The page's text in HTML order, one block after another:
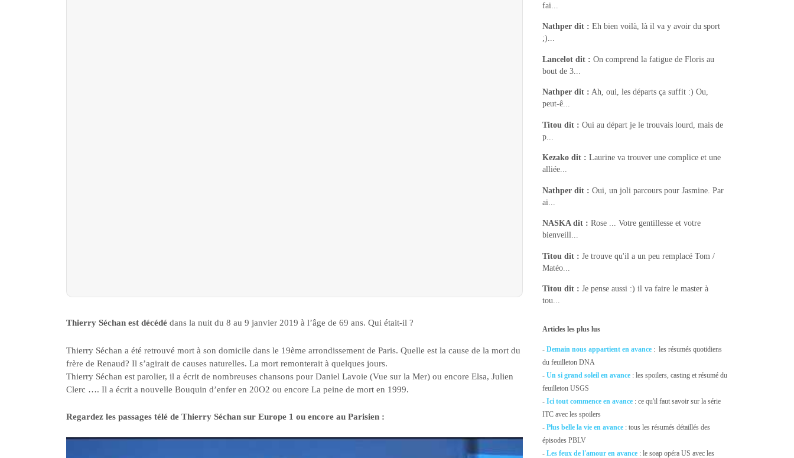
Thierry Séchan est décédé dans la nuit du 8 au 9 janvier 2019 à l’âge de 69 ans. Qui était-il ?
Thierry Séchan a été retrouvé mort à son domicile dans le 19ème arrondissement de Paris. Quelle est la cause de la mort du
frère de Renaud? Il s’agirait de causes naturelles. La mort remonterait à quelques jours.
Thierry Séchan est parolier, il a écrit de nombreuses chansons pour Daniel Lavoie (Vue sur la Mer) ou encore Elsa, Julien
Clerc …. Il a écrit a nouvelle Bouquin d’enfer en 20O2 ou encore La peine de mort en 1999.
Regardez les passages télé de Thierry Séchan sur Europe 1 ou encore au Parisien :
fai...
Nathper dit : Eh bien voilà, là il va y avoir du sport
;)...
Lancelot dit : On comprend la fatigue de Floris au
bout de 3...
Nathper dit : Ah, oui, les départs ça suffit :) Ou,
peut-ê...
Titou dit : Oui au départ je le trouvais lourd, mais de
p...
Kezako dit : Laurine va trouver une complice et une
alliée...
Nathper dit : Oui, un joli parcours pour Jasmine. Par
ai...
NASKAdit : Rose ... Votre gentillesse et votre
bienveill...
Titou dit : Je trouve qu'il a un peu remplacé Tom /
Matéo...
Titou dit : Je pense aussi :) il va faire le master à
tou...
Articles les plus lus
-Demain nous appartient en avance : les résumés quotidiens
du feuilleton DNA
-Un si grand soleil en avance : les spoilers, casting et résumé du
feuilleton USGS
-Ici tout commence en avance : ce qu'il faut savoir sur la série
ITC avec les spoilers
- Plus belle la vie en avance : tous les résumés détaillés des
épisodes PBLV
-Les feux de l'amour en avance : le soap opéra US avec les